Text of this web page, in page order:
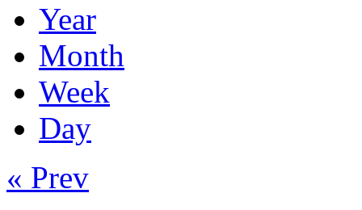
Year
Month
Week
Day
« Prev